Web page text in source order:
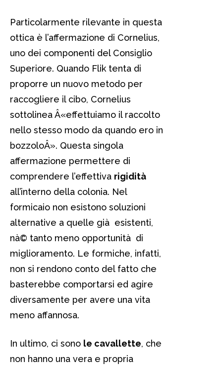
Particolarmente rilevante in questa
ottica è l’affermazione di Cornelius,
uno dei componenti del Consiglio
Superiore. Quando Flik tenta di
proporre un nuovo metodo per
raccogliere il cibo, Cornelius
sottolinea Â«effettuiamo il raccolto
nello stesso modo da quando ero in
bozzoloÂ». Questa singola
affermazione permettere di
comprendere l’effettiva rigidità
all’interno della colonia. Nel
formicaio non esistono soluzioni
alternative a quelle già esistenti,
nà© tanto meno opportunità di
miglioramento. Le formiche, infatti,
non si rendono conto del fatto che
basterebbe comportarsi ed agire
diversamente per avere una vita
meno affannosa.
In ultimo, ci sono le cavallette, che
non hanno una vera e propria